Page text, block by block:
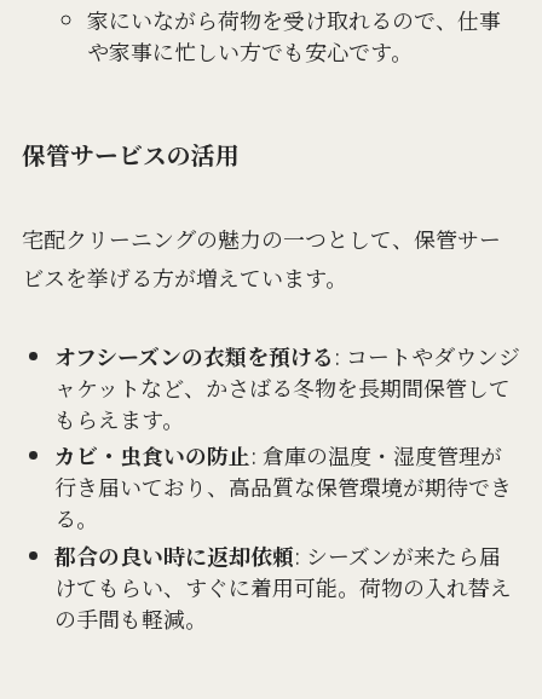
家にいながら荷物を受け取れるので、仕事
や家事に忙しい方でも安心です。
保管サービスの活用
宅配クリーニングの魅力の一つとして、保管サー
ビスを挙げる方が増えています。
オフシーズンの衣類を預ける: コートやダウンジ
ャケットなど、かさばる冬物を長期間保管して
もらえます。
カビ・虫食いの防止: 倉庫の温度・湿度管理が
行き届いており、高品質な保管環境が期待でき
る。
都合の良い時に返却依頼: シーズンが来たら届
けてもらい、すぐに着用可能。荷物の入れ替え
の手間も軽減。